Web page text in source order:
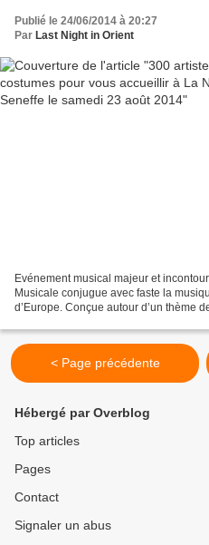
août 2014
Publié le 24/06/2014 à 20:27
Par Last Night in Orient
Evénement musical majeur et
Musicale conjugue avec faste la
d’Europe. Conçue autour d’un thème
< Page précédente
Hébergé par Overblog
Top articles
Pages
Contact
Signaler un abus